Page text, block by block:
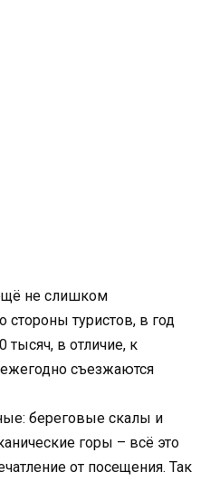
не слишком
туристов, в год
тысяч, в отличие, к
съезжаются
береговые скалы и
горы – всё это
от посещения. Так